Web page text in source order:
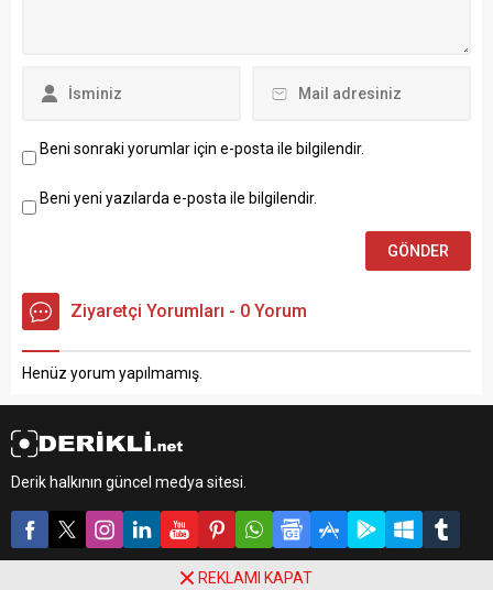
Beni sonraki yorumlar için e-posta ile bilgilendir.
Beni yeni yazılarda e-posta ile bilgilendir.
Ziyaretçi Yorumları - 0 Yorum
Henüz yorum yapılmamış.
Derik halkının güncel medya sitesi.
REKLAMI KAPAT